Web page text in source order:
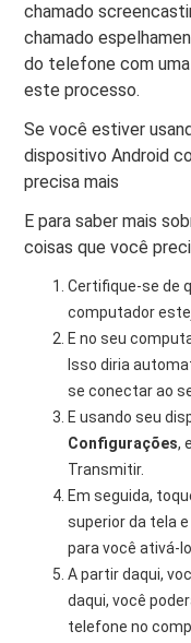
chamado
chamado
do telefone com uma
este processo.
Se você estiver
dispositivo Android
precisa mais
E para saber mais
coisas que você
Certifique-se de
computador
E no seu
Isso diria
se conectar ao
E usando seu
Configurações,
Transmitir.
Em seguida,
superior da tela
para você ativá-lo.
A partir daqui,
daqui, você
telefone no